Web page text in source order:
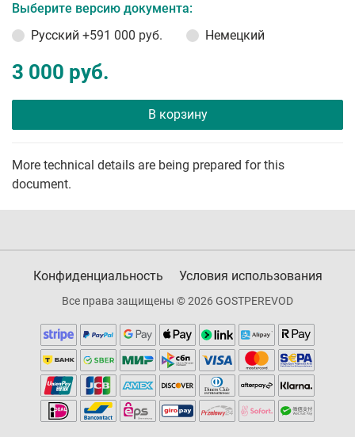
Выберите версию документа:
Русский +591 000 руб. Немецкий
3 000 руб.
В корзину
More technical details are being prepared for this
document.
Конфиденциальность Условия использования
Все права защищены © 2026 GOSTPEREVOD